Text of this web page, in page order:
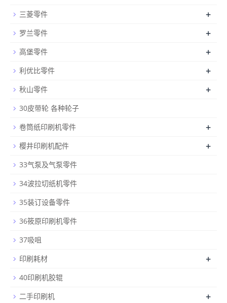
三菱零件 +
罗兰零件 +
高堡零件 +
利优比零件 +
秋山零件 +
30皮带轮 各种轮子
卷筒纸印刷机零件
+
樱井印刷机配件 +
33气泵及气泵零件
34波拉切纸机零件
35装订设备零件
36筱原印刷机零件
37吸咀
印刷耗材
+
40印刷机胶辊
二手印刷机
+